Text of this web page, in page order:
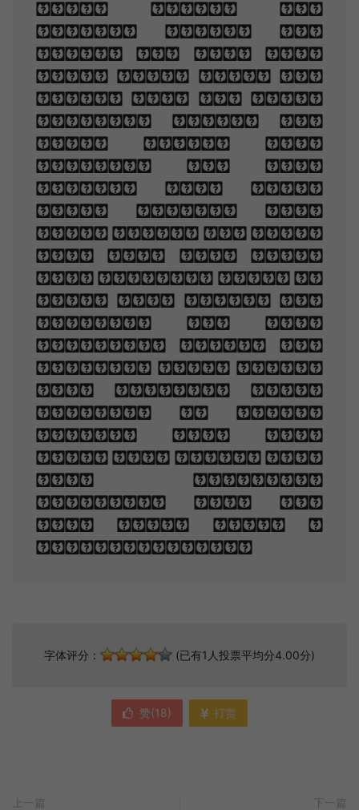
this book, And
slowly read, and
dream of the soft
look Your eyes had
once, and of their
shadows deep; How
many loved your
moments of glad
grace, And loved
your beauty with
love false or true,
But one man loved
the pilgrim soul in
you, And loved the
sorrows of your
changing face. And
bending down beside
the glowing bars,
Murmur, a little
sadly, how Love
fled And paced upon
the mountains
overhead And hid
his face amid a
crowd of stars.
字体评分： (已有1人投票平均分4.00分)
赞(18) 打赏
上一篇
下一篇